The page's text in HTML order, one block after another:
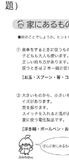
題）